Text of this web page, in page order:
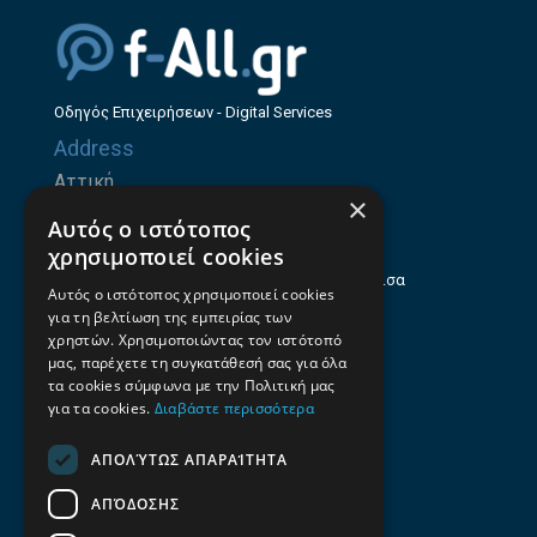
Οδηγός Επιχειρήσεων - Digital Services
Address
Αττική
Θεσσαλία
Ηρώων Πολυτεχνείου 214 (1ος Όροφος), Λάρισα
Επαγγελματικός οδηγός Λάρισας
Emails
Contacts
+30 2106100088
+30 2410533884
×
Αυτός ο ιστότοπος
χρησιμοποιεί cookies
Αυτός ο ιστότοπος χρησιμοποιεί cookies
για τη βελτίωση της εμπειρίας των
χρηστών. Χρησιμοποιώντας τον ιστότοπό
μας, παρέχετε τη συγκατάθεσή σας για όλα
τα cookies σύμφωνα με την Πολιτική μας
για τα cookies. Διαβάστε περισσότερα
ΑΠΟΛΎΤΩΣ ΑΠΑΡΑΊΤΗΤΑ
ΑΠΌΔΟΣΗΣ